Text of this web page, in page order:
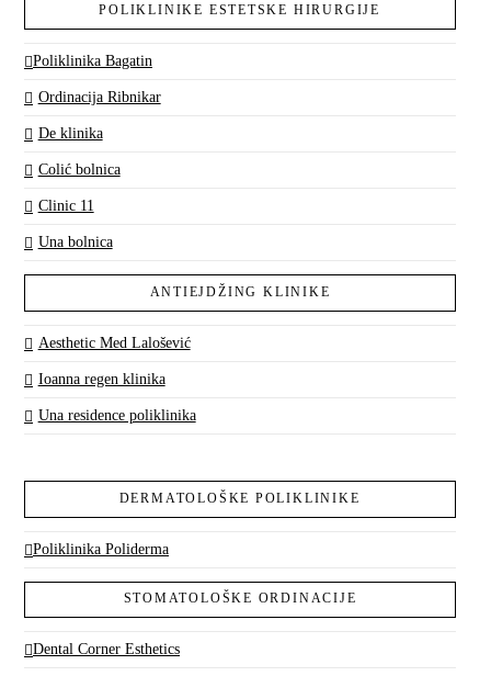
POLIKLINIKE ESTETSKE HIRURGIJE
Poliklinika Bagatin
Ordinacija Ribnikar
De klinika
Colić bolnica
Clinic 11
Una bolnica
ANTIEJDŽING KLINIKE
Aesthetic Med Lalošević
Ioanna regen klinika
Una residence poliklinika
DERMATOLOŠKE POLIKLINIKE
Poliklinika Poliderma
STOMATOLOŠKE ORDINACIJE
Dental Corner Esthetics